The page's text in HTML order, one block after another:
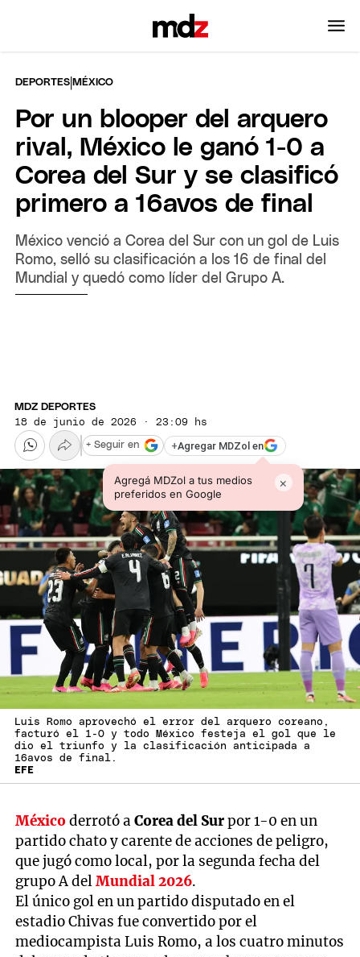
DEPORTES |MÉXICO
Por un blooper del arquero
rival, México le ganó 1-0 a
Corea del Sur y se clasificó
primero a 16avos de final
México venció a Corea del Sur con un gol de Luis
Romo, selló su clasificación a los 16 de final del
Mundial y quedó como líder del Grupo A.
MDZ DEPORTES
18 de junio de 2026 · 23:09 hs
+Agregar MDZol en
Agregá MDZol a tus medios
preferidos en Google
×
+ Seguir en
Luis Romo aprovechó el error del arquero coreano,
facturó el 1-0 y todo México festeja el gol que le
dio el triunfo y la clasificación anticipada a
16avos de final.
EFE
Méxicoderrotó aCorea del Surpor 1-0 en un
partido chato y carente de acciones de peligro,
que jugó como local, por la segunda fecha del
grupo A delMundial 2026.
El único gol en un partido disputado en el
estadio Chivas fue convertido por el
mediocampista Luis Romo, a los cuatro minutos